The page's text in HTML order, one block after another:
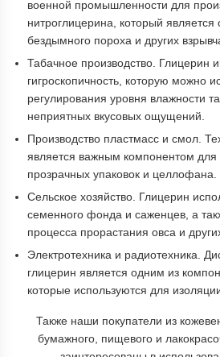
военной промышленности для
нитроглицерина, который является
бездымного пороха и других
Табачное производство. Глицерин
гигроскопичность, которую можно
регулирования уровня влажности
неприятных вкусовых ощущений.
Производство пластмасс и смол.
является важным компонентом для
прозрачных упаковок и целлофана.
Сельское хозяйство. Глицерин
семенного фонда и саженцев, а
процесса прорастания овса и
Электротехника и радиотехника.
глицерин является одним из
которые используются для
Также наши покупатели из
бумажного, пищевого и